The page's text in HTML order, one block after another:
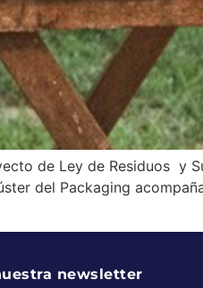
de Ley de Residuos y
del Packaging
newsletter